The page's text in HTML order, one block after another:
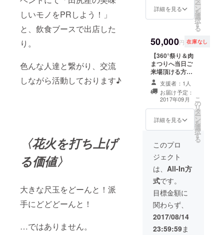
しいモノをPRしよう！」
と、飲食ブースで出店した
り。
色んな人達と繋がり、交流
しながら活動しております♪
〈花火を打ち上げ
る価値〉
大きな尺玉をどーんと！派
手にどどどーんと！
…ではありません。
場入口へのお名
前掲示が不要な
方はお申し付け
B「■■■さん、
（お孫さん、お
ま～す！」
C「■■■さん、ご
結婚おめでとう
ございま～す！
お幸せに～！」
D・・・オリジ
ナルメッセージ
希望の方はお申
し付け下さい ※
花火打ち上げ
メッセージ、会
場入口へのお名
前掲示が不要な
方はお申し付け
下さい
産品「ジャー
ジーアイスク
ンその６★櫓
（やぐら）の上
で会場のレトロ
な雰囲気を感じ
ながら、間近で
打ち上げ花火を
見れるVIP席をご
用意♪※1組2名様
までとさせて頂
その７☆「イガ
グリ千葉 直筆
レゼント！！＆
肉まつりで一緒
に写真撮影
♪ リ
ターンその８★
花火打ち上げの
際にあなたの
メッセージを会
場にてアナウン
ス♪ ※メッセージ
の種類をお選び
流しに田尻へ
♨・・・「さく
２枚） リターン
その４★これで
あなたもネイ
ティブな会話
を！「Avain特
製 方言手ぬぐ
い」（1枚） リ
ターンその５☆
夏にぴった
産品「ジャー
ジーアイスク
セット） リター
ンその６★櫓
（やぐら）の上
で会場のレトロ
な雰囲気を感じ
ながら、間近で
打ち上げ花火を
見れるVIP席をご
用意♪※1組2名様
までとさせて頂
きます リターン
つりは8月27日
（日）AM9：30
入口にて特別応
援サポーター様
としてお名前を
掲示させて頂き
ます！ リターン
その２★お祭り
写真付きThanks
mail☆彡 リター
ンその３☆
流しに田尻へ
♨・・・「さく
（半年間有効・
２枚） リターン
その４★これで
あなたもネイ
ティブな会話
を！「Avain特
製 方言手ぬぐ
い」（1枚） リ
ターンその５☆
夏にぴった
り！！田尻地場
産品「ジャー
詳細を見る ー
ン
を
選
択
す
る
50,000円 在庫なし
【360°祭り＆肉
まつりへ当日ご
来場頂ける方限
定！！先着1名
様】※360°祭り
は8月26日
（土）PM5：00
開催予定、肉ま
つりは8月27日
（日）AM9：30
ンその１☆会場
入口にて特別応
援サポーター様
としてお名前を
掲示させて頂き
ます！ リターン
その２★お祭り
写真付きThanks
mail☆彡 リター
ンその３☆
流しに田尻へ
支援者：1人
お届け予定：
2017年09月
詳細を見る
こ
の
リ
タ
ー
ン
を
選
択
す
る
このプロ
ジェクト
は、 All-In方
式です。
目標金額に
関わらず、
2017/08/14
23:59:59ま